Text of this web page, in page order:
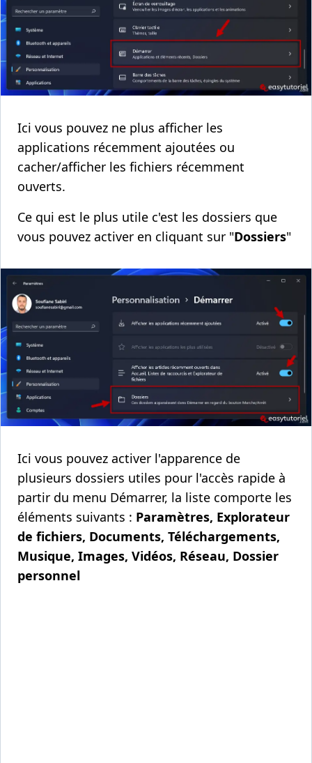
Ici vous pouvez ne plus afficher les
applications récemment ajoutées ou
cacher/afficher les fichiers récemment
ouverts.
Ce qui est le plus utile c'est les dossiers que
vous pouvez activer en cliquant sur "Dossiers"
Ici vous pouvez activer l'apparence de
plusieurs dossiers utiles pour l'accès rapide à
partir du menu Démarrer, la liste comporte les
éléments suivants : Paramètres, Explorateur
de fichiers, Documents, Téléchargements,
Musique, Images, Vidéos, Réseau, Dossier
personnel